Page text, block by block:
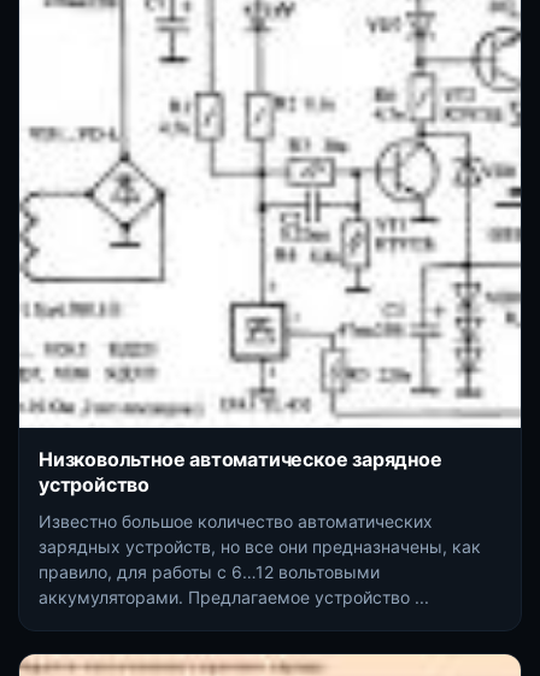
Низковольтное автоматическое зарядное
устройство
Известно большое количество автоматических
зарядных устройств, но все они предназначены, как
правило, для работы с 6…12 вольтовыми
аккумуляторами. Предлагаемое устройство ...